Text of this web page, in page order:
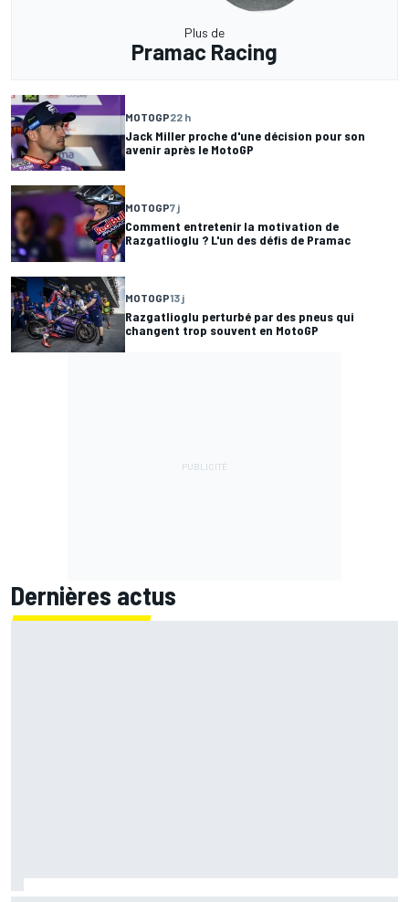
Plus de
Pramac Racing
MOTOGP22 h
Jack Miller proche d'une décision pour son
avenir après le MotoGP
MOTOGP7 j
Comment entretenir la motivation de
Razgatlioglu ? L'un des défis de Pramac
MOTOGP13 j
Razgatlioglu perturbé par des pneus qui
changent trop souvent en MotoGP
Dernières actus